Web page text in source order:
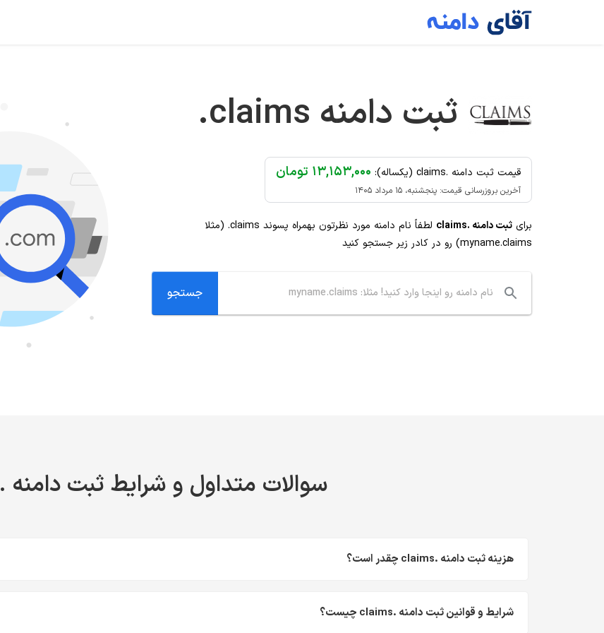
ثبت دامنه .claims
قیمت ثبت دامنه .claims (یکساله): ۱۳,۱۵۳,۰۰۰ تومان
آخرین بروزرسانی قیمت: پنجشنبه، ۱۵ مرداد ۱۴۰۵
برای ثبت دامنه .claims لطفاً نام دامنه مورد نظرتون بهمراه پسوند .claims (مثلا
myname.claims) رو در کادر زیر جستجو کنید
سوالات متداول و شرایط ثبت دامنه .claims
هزینه ثبت دامنه .claims چقدر است؟
شرایط و قوانین ثبت دامنه .claims چیست؟